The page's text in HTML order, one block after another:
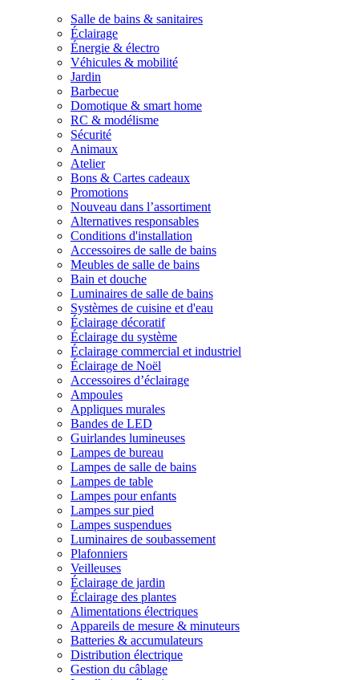
Salle de bains & sanitaires
Éclairage
Énergie & électro
Véhicules & mobilité
Jardin
Barbecue
Domotique & smart home
RC & modélisme
Sécurité
Animaux
Atelier
Bons & Cartes cadeaux
Promotions
Nouveau dans l’assortiment
Alternatives responsables
Conditions d'installation
Accessoires de salle de bains
Meubles de salle de bains
Bain et douche
Luminaires de salle de bains
Systèmes de cuisine et d'eau
Éclairage décoratif
Éclairage du système
Éclairage commercial et industriel
Éclairage de Noël
Accessoires d’éclairage
Ampoules
Appliques murales
Bandes de LED
Guirlandes lumineuses
Lampes de bureau
Lampes de salle de bains
Lampes de table
Lampes pour enfants
Lampes sur pied
Lampes suspendues
Luminaires de soubassement
Plafonniers
Veilleuses
Éclairage de jardin
Éclairage des plantes
Alimentations électriques
Appareils de mesure & minuteurs
Batteries & accumulateurs
Distribution électrique
Gestion du câblage